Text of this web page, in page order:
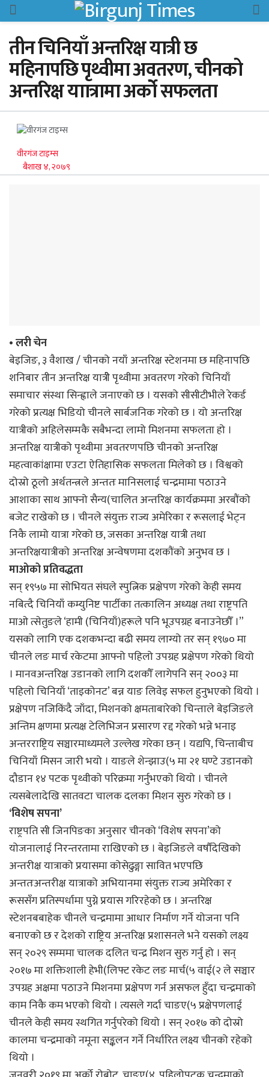
तीन चिनियाँ अन्तरिक्ष यात्री छ
महिनापछि पृथ्वीमा अवतरण, चीनको
अन्तरिक्ष याात्रामा अर्को सफलता
वीरगंज टाइम्स
बैशाख ४, २०७९
• लरी चेन
बेइजिङ, ३ वैशाख / चीनको नयाँ अन्तरिक्ष स्टेशनमा छ महिनापछि
शनिबार तीन अन्तरिक्ष यात्रीे पृथ्वीमा अवतरण गरेको चिनियाँ
समाचार संस्था सिन्ह्वाले जनाएको छ । यसको सीसीटीभीले रेकर्ड
गरेको प्रत्यक्ष भिडियो चीनले सार्बजनिक गरेको छ । यो अन्तरिक्ष
यात्रीको अहिलेसम्मकै सबैभन्दा लामो मिशनमा सफलता हो ।
अन्तरिक्ष यात्रीको पृथ्वीमा अवतरणपछि चीनको अन्तरिक्ष
महत्वाकांक्षामा एउटा ऐतिहासिक सफलता मिलेको छ । विश्वको
दोस्रो ठूलो अर्थतन्त्रले अन्ततः मानिसलाई चन्द्रमामा पठाउने
आशाका साथ आफ्नो सैन्य(चालित अन्तरिक्ष कार्यक्रममा अरबौंको
बजेट राखेको छ । चीनले संयुक्त राज्य अमेरिका र रूसलाई भेट्न
निकै लामो यात्रा गरेको छ, जसका अन्तरिक्ष यात्री तथा
अन्तरिक्षयात्रीको अन्तरिक्ष अन्वेषणमा दशकौंको अनुभव छ ।
माओको प्रतिवद्धता
सन् १९५७ मा सोभियत संघले स्पुत्निक प्रक्षेपण गरेको केही समय
नबित्दै चिनियाँ कम्युनिष्ट पार्टीका तत्कालिन अध्यक्ष तथा राष्ट्रपति
माओ त्सेतुङले ‘हामी (चिनियाँ)हरूले पनि भूउपग्रह बनाउनेछौँ ।”
यसको लागि एक दशकभन्दा बढी समय लाग्यो तर सन् १९७० मा
चीनले लङ मार्च रकेटमा आफ्नो पहिलो उपग्रह प्रक्षेपण गरेको थियो
। मानवअन्तरिक्ष उडानको लागि दशकौँ लागेपनि सन् २००३ मा
पहिलो चिनियाँ ‘ताइकोनट’ बन्न याङ लिवेइ सफल हुनुभएको थियो ।
प्रक्षेपण नजिकिंदै जाँदा, मिशनको क्षमताबारेको चिन्ताले बेइजिङले
अन्तिम क्षणमा प्रत्यक्ष टेलिभिजन प्रसारण रद्द गरेको भन्ने भनाइ
अन्तरराष्ट्रिय सञ्चारमाध्यमले उल्लेख गरेका छन् । यद्यपि, चिन्ताबीच
चिनियाँ मिसन जारी भयो । याङले शेन्झाउ(५ मा २१ घण्टे उडानको
दौडान १४ पटक पृथ्वीको परिक्रमा गर्नुभएको थियो । चीनले
त्यसबेलादेखि सातवटा चालक दलका मिशन सुरु गरेको छ ।
‘विशेष सपना’
राष्ट्रपति सी जिनपिङका अनुसार चीनको ‘विशेष सपना’को
योजनालाई निरन्तरतामा राखिएको छ । बेइजिङले वर्षौंदेखिको
अन्तरीक्ष यात्राको प्रयासमा कोसेढुङ्गा सावित भएपछि
अन्ततःअन्तरीक्ष यात्राको अभियानमा संयुक्त राज्य अमेरिका र
रूससँग प्रतिस्पर्धामा पुग्ने प्रयास गरिरहेको छ । अन्तरिक्ष
स्टेशनबबाहेक चीनले चन्द्रमामा आधार निर्माण गर्ने योजना पनि
बनाएको छ र देशको राष्ट्रिय अन्तरिक्ष प्रशासनले भने यसको लक्ष्य
सन् २०२९ सम्ममा चालक दलित चन्द्र मिशन सुरु गर्नु हो । सन्
२०१७ मा शक्तिशाली हेभी(लिफ्ट रकेट लङ मार्च(५ वाई(२ ले सञ्चार
उपग्रह अक्षमा पठाउने मिशनमा प्रक्षेपण गर्न असफल हुँदा चन्द्रमाको
काम निकै कम भएको थियो । त्यसले गर्दा चाङए(५ प्रक्षेपणलाई
चीनले केही समय स्थगित गर्नुपरेको थियो । सन् २०१७ को दोस्रो
कालमा चन्द्रमाको नमूना सङ्कलन गर्ने निर्धारित लक्ष्य चीनको रहेको
थियो ।